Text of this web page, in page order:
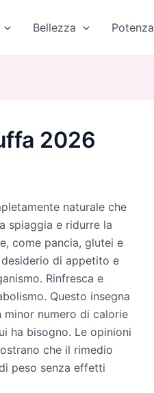
Bellezza Potenza
2026
naturale che
spiaggia e ridurre la
come pancia, glutei e
di appetito e
Rinfresca e
Questo insegna
minor numero di calorie
ha bisogno. Le opinioni
che il rimedio
peso senza effetti